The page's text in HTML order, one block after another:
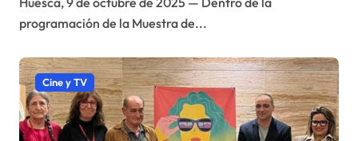
Realizado por Mujeres
programación de la Muestra de...
Cine y TV